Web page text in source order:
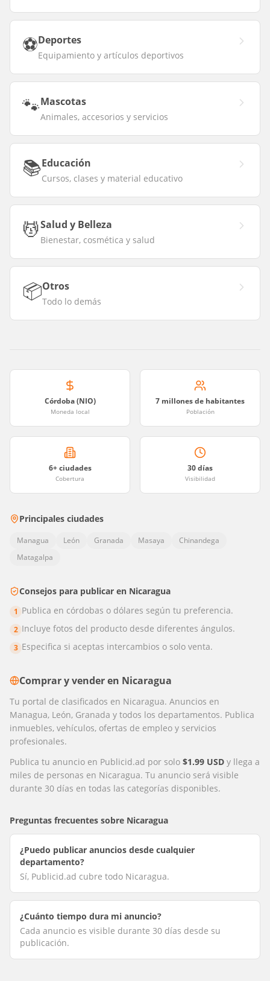
⚽Deportes
Equipamiento y artículos deportivos
🐾Mascotas
Animales, accesorios y servicios
📚Educación
Cursos, clases y material educativo
💆Salud y Belleza
Bienestar, cosmética y salud
📦Otros
Todo lo demás
Córdoba (NIO)
Moneda local
7 millones de habitantes
Población
6+ ciudades
Cobertura
30 días
Visibilidad
Principales ciudades
Managua León Granada Masaya
Chinandega
Matagalpa
Consejos para publicar en Nicaragua
1 Publica en córdobas o dólares según tu preferencia.
2 Incluye fotos del producto desde diferentes ángulos.
3 Especifica si aceptas intercambios o solo venta.
Comprar y vender en Nicaragua
Tu portal de clasificados en Nicaragua. Anuncios en
Managua, León, Granada y todos los departamentos. Publica
inmuebles, vehículos, ofertas de empleo y servicios
profesionales.
Publica tu anuncio en Publicid.ad por solo $1.99 USD y llega a
miles de personas en Nicaragua. Tu anuncio será visible
durante 30 días en todas las categorías disponibles.
Preguntas frecuentes sobre Nicaragua
¿Puedo publicar anuncios desde cualquier
departamento?
Sí, Publicid.ad cubre todo Nicaragua.
¿Cuánto tiempo dura mi anuncio?
Cada anuncio es visible durante 30 días desde su
publicación.